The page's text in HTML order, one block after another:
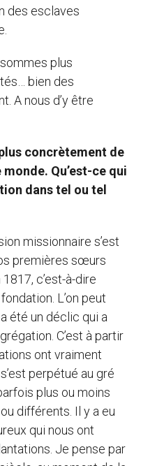
des esclaves
plus
bien des
A nous d’y être
concrètement de
Qu’est-ce qui
dans tel ou tel
missionnaire s’est
premières sœurs
c’est-à-dire
L’on peut
été un déclic qui a
C’est à partir
ont vraiment
perpétué au gré
plus ou moins
différents. Il y a eu
qui nous ont
Je pense par